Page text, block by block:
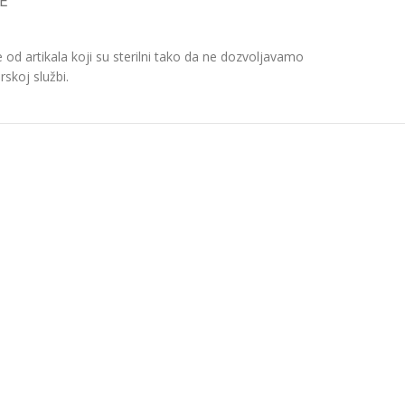
artikala koji su sterilni tako da ne dozvoljavamo
službi.